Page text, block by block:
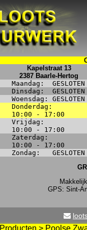
Kapelstraat 13
2387 Baarle-Hertog
Maandag: GESLOTEN
Dinsdag: GESLOTEN
Woensdag: GESLOTEN
Donderdag:
10:00 - 17:00
Vrijdag:
10:00 - 17:00
Zaterdag:
10:00 - 17:00
Zondag: GESLOTEN
GPS: Sint-
Producten > Poolse